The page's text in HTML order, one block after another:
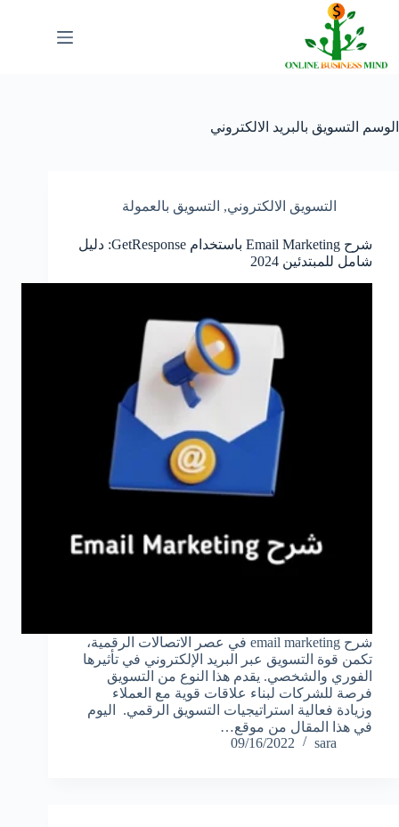
المحتوى
الوسم التسويق بالبريد الالكتروني
التسويق الالكتروني, التسويق بالعمولة
شرح Email Marketing باستخدام GetResponse: دليل
شامل للمبتدئين 2024
شرح email marketing في عصر الاتصالات الرقمية،
تكمن قوة التسويق عبر البريد الإلكتروني في تأثيرها
الفوري والشخصي. يقدم هذا النوع من التسويق
فرصة للشركات لبناء علاقات قوية مع العملاء
وزيادة فعالية استراتيجيات التسويق الرقمي. اليوم
في هذا المقال من موقع…
sara
09/16/2022